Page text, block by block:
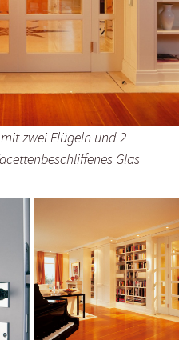
zwei Flügeln und 2
Glas